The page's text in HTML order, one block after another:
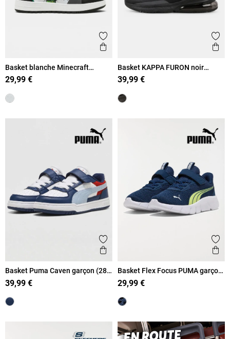
Ajouter aux favoris
Aperçu rapide
Basket blanche Minecraft
garçon (31-38)
29,99 €
Basket KAPPA FURON noir
garçon (31-39)
39,99 €
Ajouter aux favoris
Aperçu rapide
Basket Puma Caven garçon (28-
35)
39,99 €
Basket Flex Focus PUMA garçon
(31-35)
29,99 €